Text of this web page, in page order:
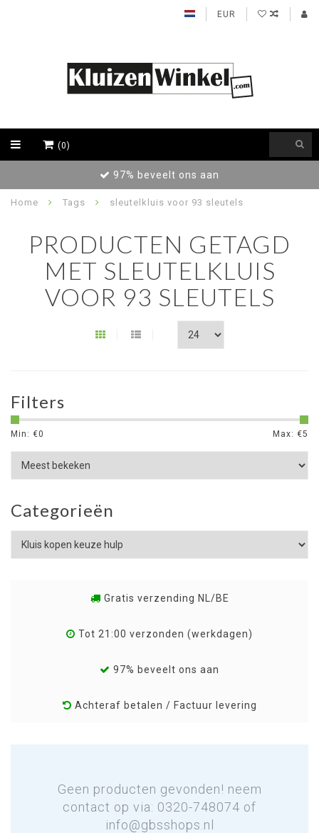
EUR
(0)
97% beveelt ons aan
Home Tags sleutelkluis voor 93 sleutels
PRODUCTEN GETAGD
MET SLEUTELKLUIS
VOOR 93 SLEUTELS
Filters
Min: €0 Max: €5
Categorieën
Gratis verzending NL/BE
Tot 21:00 verzonden (werkdagen)
97% beveelt ons aan
Achteraf betalen / Factuur levering
Geen producten gevonden! neem
contact op via: 0320-748074 of
info@gbsshops.nl